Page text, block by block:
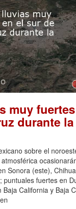
muy
durante
sobre el
Sonora (este),
puntuales fuertes en
California y Baja